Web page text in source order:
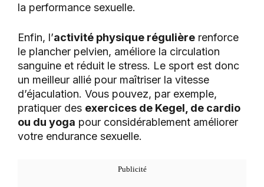
la performance sexuelle.
Enfin, l’activité physique régulière renforce
le plancher pelvien, améliore la circulation
sanguine et réduit le stress. Le sport est donc
un meilleur allié pour maîtriser la vitesse
d’éjaculation. Vous pouvez, par exemple,
pratiquer des exercices de Kegel, de cardio
ou du yoga pour considérablement améliorer
votre endurance sexuelle.